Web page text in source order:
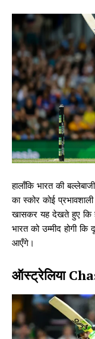
हालाँकि भारत की
का स्कोर कोई
खासकर यह देखते हुए कि
भारत को उम्मीद होगी
आएँगे।
ऑस्ट्रेलिया